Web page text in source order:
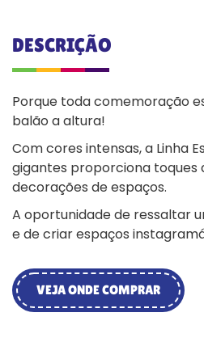
DESCRIÇÃO
Porque toda comemoração
balão a altura!
Com cores intensas, a Linha
gigantes proporciona toques
decorações de espaços.
A oportunidade de ressaltar
e de criar espaços
VEJA ONDE COMPRAR